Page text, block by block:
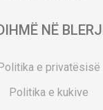
NË
e privatësisë
Politika e kukive